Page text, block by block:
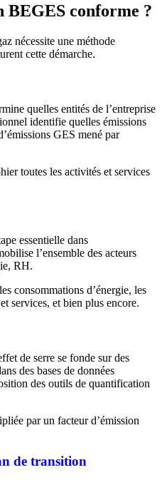
BEGES conforme ?
nécessite une méthode
cette démarche.
quelles entités de l’entreprise
identifie quelles émissions
GES mené par
toutes les activités et services
essentielle dans
l’ensemble des acteurs
RH.
consommations d’énergie, les
services, et bien plus encore.
de serre se fonde sur des
des bases de données
des outils de quantification
par un facteur d’émission
de transition